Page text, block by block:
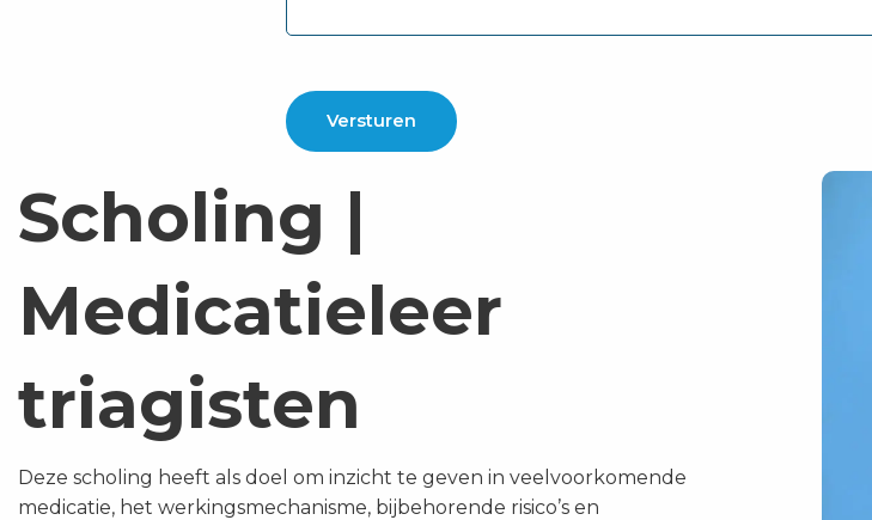
Scholing |
Medicatieleer
triagisten
Deze scholing heeft als doel om inzicht te geven in veelvoorkomende
medicatie, het werkingsmechanisme, bijbehorende risico’s en